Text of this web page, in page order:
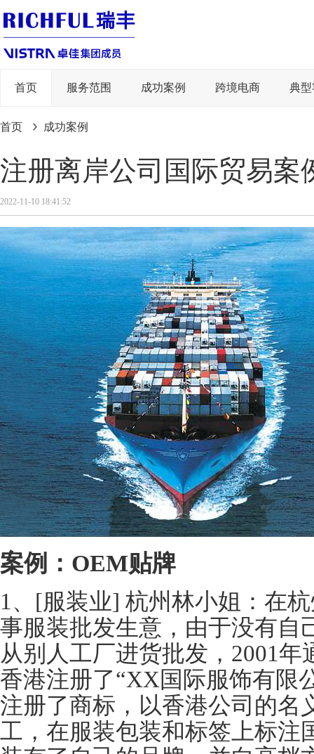
首页 服务范围 成功案例 跨境电商 典
首页 成功案例
注册离岸公司国际贸易案
2022-11-10 18:41:52
案例：OEM贴牌
1、[服装业] 杭州林小姐：在
事服装批发生意，由于没有自
从别人工厂进货批发，2001
香港注册了“XX国际服饰有限
注册了商标，以香港公司的名
工，在服装包装和标签上标注